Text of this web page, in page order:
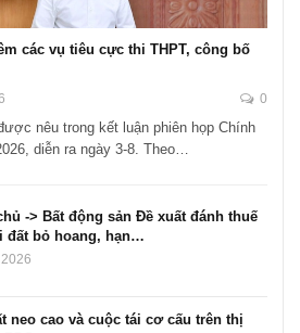
các vụ tiêu cực thi THPT, công bố
0
nêu trong kết luận phiên họp Chính
diễn ra ngày 3-8. Theo…
-> Bất động sản Đề xuất đánh thuế
đất bỏ hoang, hạn…
neo cao và cuộc tái cơ cấu trên thị